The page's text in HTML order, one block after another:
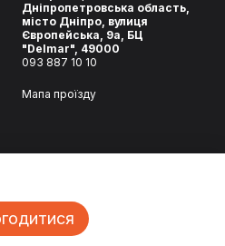
Дніпропетровська область,
місто Дніпро, вулиця
Європейська, 9а, БЦ
"Delmar", 49000
093 887 10 10
Мапа проїзду